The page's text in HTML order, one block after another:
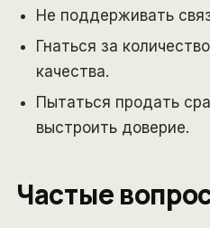
Не поддерживать
Гнаться за
качества.
Пытаться продать
выстроить доверие.
Частые